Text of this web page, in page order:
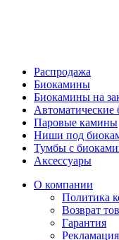
Распродажа
Биокамины
Биокамины на
Паровые камины
Ниши под
Тумбы с
Аксессуары
О компании
Политика
Возврат
Гарантия
Рекламация